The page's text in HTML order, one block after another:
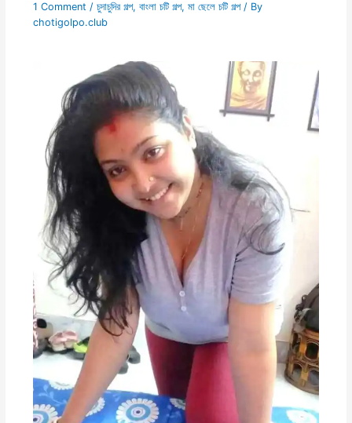
1 Comment / চুদাচুদির গল্প, বাংলা চটি গল্প, মা ছেলে চটি গল্প/ By
chotigolpo.club